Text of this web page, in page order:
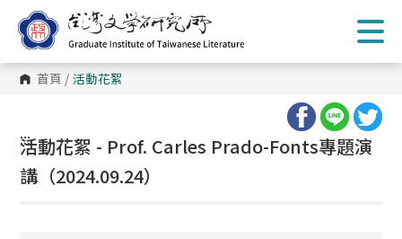
到
主
內
容 首頁 / 活動花絮
:::
活動花絮 - Prof. Carles Prado-Fonts專題演
講（2024.09.24）